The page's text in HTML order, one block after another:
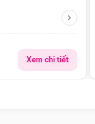
Xem chi tiết